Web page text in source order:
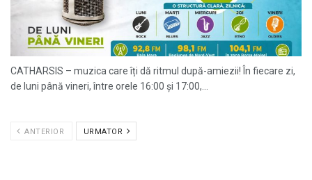
CATHARSIS – muzica care îți dă ritmul după-amiezii! În fiecare zi,
de luni până vineri, între orele 16:00 și 17:00,...
ANTERIOR URMATOR